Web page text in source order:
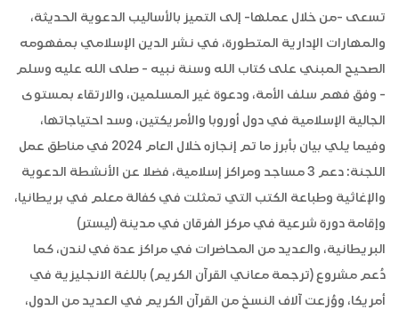
تسعى -من خلال عملها- إلى التميز بالأساليب الدعوية الحديثة،
والمهارات الإدارية المتطورة، في نشر الدين الإسلامي بمفهومه
الصحيح المبني على كتاب الله وسنة نبيه - صلى الله عليه وسلم
- وفق فهم سلف الأمة، ودعوة غير المسلمين، والارتقاء بمستوى
الجالية الإسلامية في دول أوروبا والأمريكتين، وسد احتياجاتها،
وفيما يلي بيان بأبرز ما تم إنجازه خلال العام 2024 في مناطق عمل
اللجنة: دعم 3 مساجد ومراكز إسلامية، فضلا عن الأنشطة الدعوية
والإغاثية وطباعة الكتب التي تمثلت في كفالة معلم في بريطانيا،
وإقامة دورة شرعية في مركز الفرقان في مدينة (ليستر)
البريطانية، والعديد من المحاضرات في مراكز عدة في لندن، كما
دُعم مشروع (ترجمة معاني القرآن الكريم) باللغة الانجليزية في
أمريكا، ووُزعت آلاف النسخ من القرآن الكريم في العديد من الدول،